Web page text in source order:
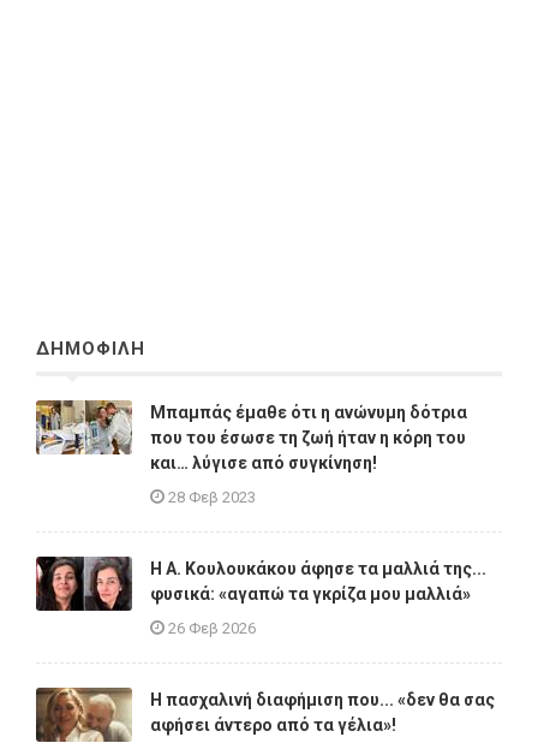
ΔΗΜΟΦΙΛΗ
Μπαμπάς έμαθε ότι η ανώνυμη δότρια
που του έσωσε τη ζωή ήταν η κόρη του
και… λύγισε από συγκίνηση!
28 Φεβ 2023
Η A. Κουλουκάκου άφησε τα μαλλιά της...
φυσικά: «αγαπώ τα γκρίζα μου μαλλιά»
26 Φεβ 2026
Η πασχαλινή διαφήμιση που... «δεν θα σας
αφήσει άντερο από τα γέλια»!